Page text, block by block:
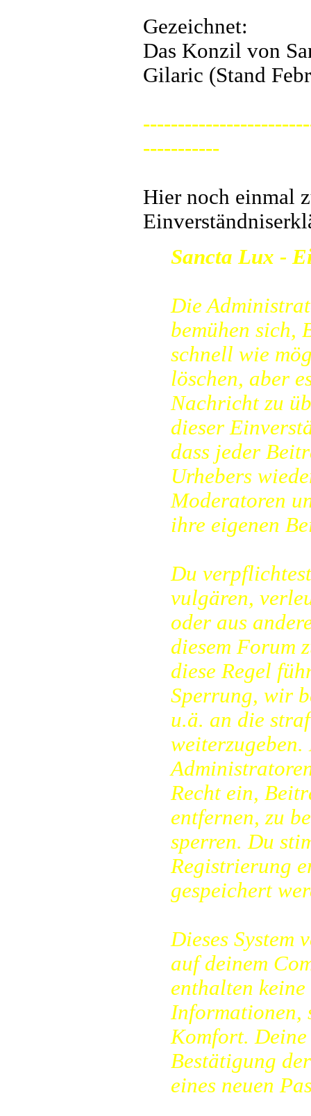
Gezeichnet:
Das Konzil von
Gilaric (Stand
-----------
Hier noch einmal
Sancta Lux -
Die
bemühen sich,
schnell wie
löschen, aber
Nachricht zu
dieser
dass jeder
Urhebers
Moderatoren
ihre eigenen
Du
vulgären,
oder aus
diesem Forum
diese Regel
Sperrung, wir
u.ä. an die
Recht ein,
entfernen, zu
sperren. Du
Registrierung
gespeichert
Dieses System
auf deinem
enthalten
Informationen,
Komfort.
Bestätigung
eines neuen